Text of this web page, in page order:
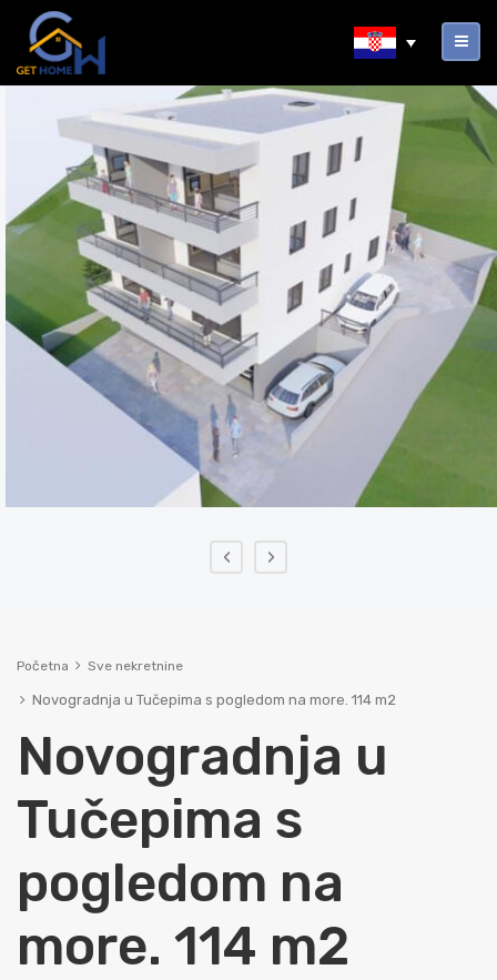
‹ ›
Početna Sve nekretnine
Novogradnja u Tučepima s pogledom na more. 114 m2
Novogradnja u
Tučepima s
pogledom na
more. 114 m2